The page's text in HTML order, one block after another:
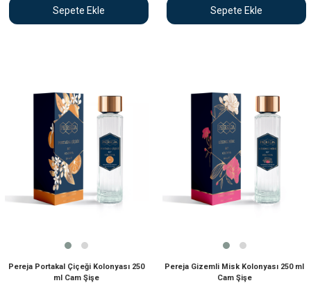
Sepete Ekle Sepete Ekle
Pereja Portakal Çiçeği Kolonyası 250
ml Cam Şişe
Pereja Gizemli Misk Kolonyası 250 ml
Cam Şişe